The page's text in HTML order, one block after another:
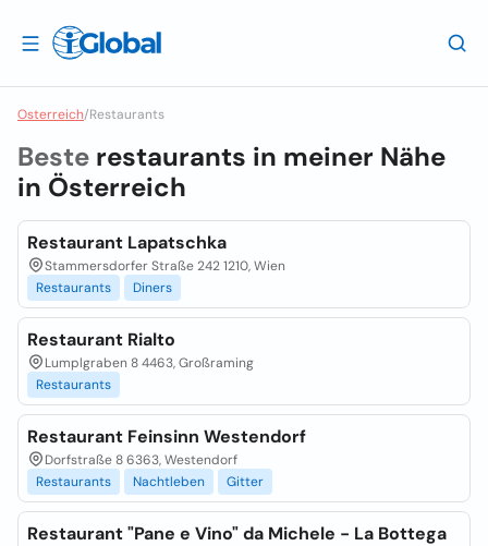
Osterreich/Restaurants
Beste restaurants in meiner Nähe
in Österreich
Restaurant Lapatschka
Stammersdorfer Straße 242 1210, Wien
Restaurants
Diners
Restaurant Rialto
Lumplgraben 8 4463, Großraming
Restaurants
Restaurant Feinsinn Westendorf
Dorfstraße 8 6363, Westendorf
Restaurants
Nachtleben Gitter
Restaurant "Pane e Vino" da Michele - La Bottega